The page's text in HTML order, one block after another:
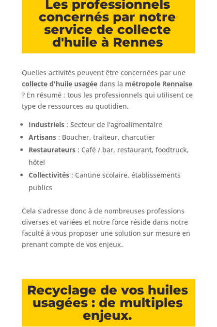
Les professionnels
concernés par notre
service de collecte
d'huile à Rennes
Quelles activités peuvent être concernées par une
collecte d'huile usagéedans la métropole Rennaise
? En résumé : tous les professionnels qui utilisent ce
type de ressources au quotidien.
Industriels : Secteur de l'agroalimentaire
Artisans : Boucher, traiteur, charcutier
Restaurateurs : Café / bar, restaurant, foodtruck,
hôtel
Collectivités : Cantine scolaire, établissements
publics
Cela s'adresse donc à de nombreuses professions
diverses et variées et notre force réside dans notre
faculté à vous proposer une solution sur mesure en
prenant compte de vos enjeux.
Recyclage de vos huiles
usagées : de multiples
enjeux.